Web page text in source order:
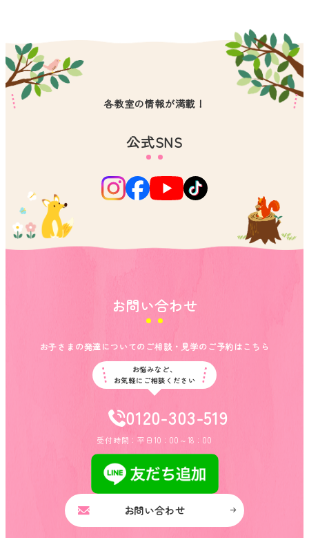
各教室の情報が満載！
公式SNS
お問い合わせ
お子さまの発達についてのご相談・見学のご予約はこちら
0120-303-519
受付時間：平日10：00～18：00
お悩みなど、
お気軽にご相談ください
お問い合わせ